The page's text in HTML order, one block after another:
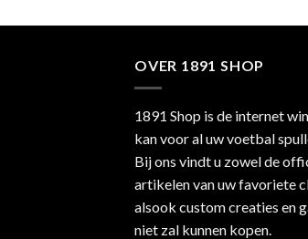
OVER 1891 SHOP
1891 Shop is de internet
kan voor al uw voetbal
Bij ons vindt u zowel de
artikelen van uw favoriete
alsook custom creaties en
niet zal kunnen kopen.